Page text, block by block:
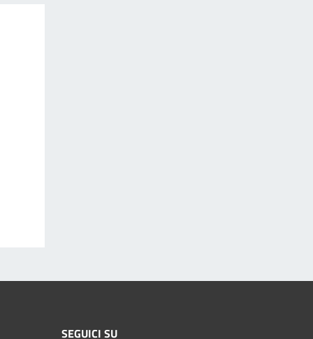
SEGUICI SU